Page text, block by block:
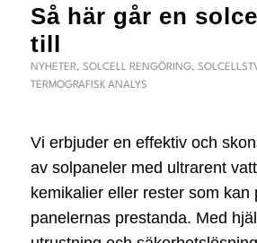
Så här går en
till
NYHETER, SOLCELL RENGÖRING,
TERMOGRAFISK ANALYS
Vi erbjuder en effektiv och
av solpaneler med ultrarent
kemikalier eller rester som kan
panelernas prestanda. Med